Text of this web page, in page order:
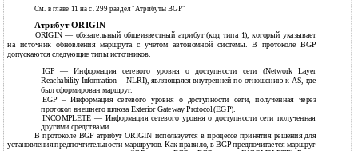
См. в главе 11 на с. 299 раздел "Атрибуты BGP"
Атрибут ORIGIN
ORIGIN — обязательный общеизвестный атрибут (код типа 1), который указывает
на источник обновления маршрута с учетом автономной системы. В протоколе BGP
допускаются следующие типы источников.
IGP — Информация сетевого уровня о доступности сети (Network Layer
Reachability Information -- NLRI), являющаяся внутренней по отношению к AS, где
был сформирован маршрут.
EGP – Информация сетевого уровня о доступности сети, полученная через
протокол внешнего шлюза Exterior Gateway Protocol (EGP).
INCOMPLETE — Информация сетевого уровня о доступности сети полученная
другими средствами.
В протоколе BGP атрибут ORIGIN используется в процессе принятия решения для
установления предпочтительности маршрутов. Как правило, в BGP предпочитается маршрут